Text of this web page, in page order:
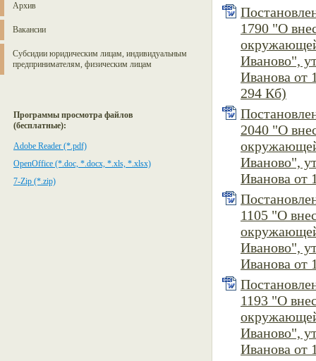
Архив
Вакансии
Субсидии юридическим лицам, индивидуальным
предпринимателям, физическим лицам
Программы просмотра файлов
(бесплатные):
Adobe Reader (*.pdf)
OpenOffice (*.doc, *.docx, *.xls, *.xlsx)
7-Zip (*.zip)
1790 "О
Иваново",
Иванова от
294 Кб)
2040 "О
Иваново",
Иванова от
1105 "О
Иваново",
Иванова от
1193 "О
Иваново",
Иванова от